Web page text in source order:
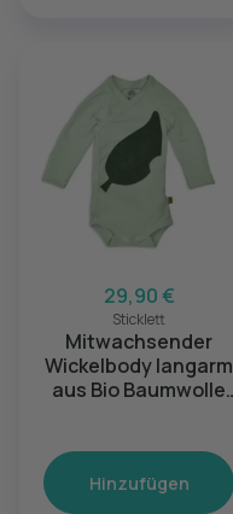
29,90 €
Sticklett
Mitwachsender
Wickelbody langarm
aus Bio Baumwolle
Hinzufügen